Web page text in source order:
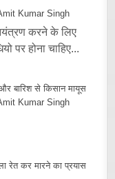
Kumar Singh
करने के लिए
पर होना चाहिए...
बारिश से किसान मायूस
Kumar Singh
रेत कर मारने का प्रयास